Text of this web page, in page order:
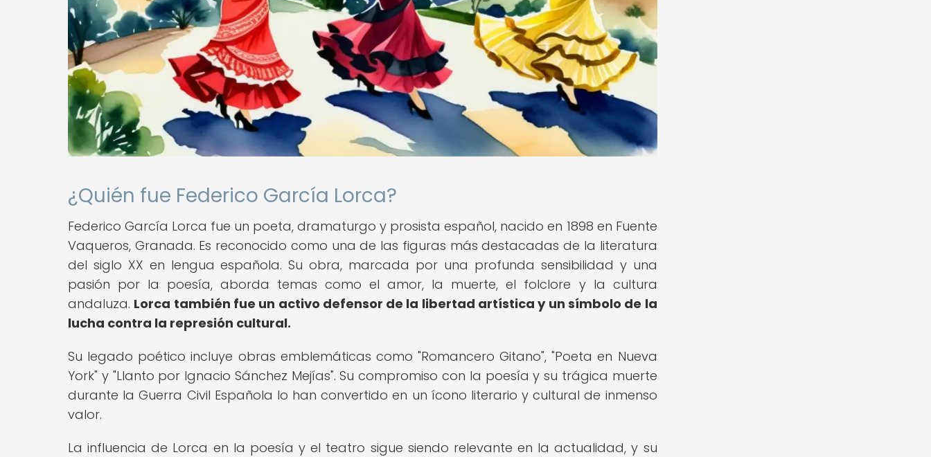
¿Quién fue Federico García Lorca?
Federico García Lorca fue un poeta, dramaturgo y prosista español, nacido en 1898 en Fuente
Vaqueros, Granada. Es reconocido como una de las figuras más destacadas de la literatura
del siglo XX en lengua española. Su obra, marcada por una profunda sensibilidad y una
pasión por la poesía, aborda temas como el amor, la muerte, el folclore y la cultura
andaluza. Lorca también fue un activo defensor de la libertad artística y un símbolo de la
lucha contra la represión cultural.
Su legado poético incluye obras emblemáticas como "Romancero Gitano", "Poeta en Nueva
York" y "Llanto por Ignacio Sánchez Mejías". Su compromiso con la poesía y su trágica muerte
durante la Guerra Civil Española lo han convertido en un ícono literario y cultural de inmenso
valor.
La influencia de Lorca en la poesía y el teatro sigue siendo relevante en la actualidad, y su